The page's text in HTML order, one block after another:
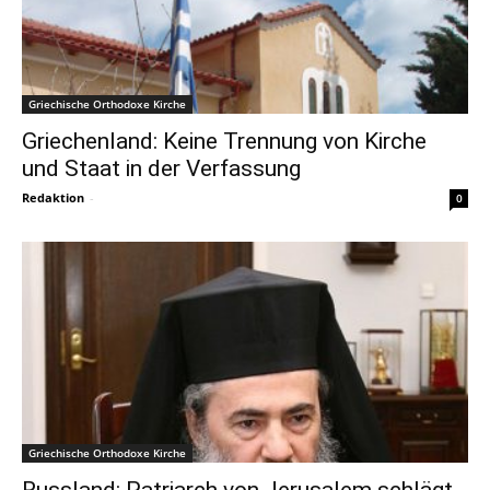
Griechische Orthodoxe Kirche
Griechenland: Keine Trennung von Kirche
und Staat in der Verfassung
Redaktion - 0
Griechische Orthodoxe Kirche